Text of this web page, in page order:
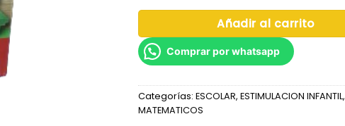
Añadir al carrito
Comprar por whatsapp
Categorías: ESCOLAR, ESTIMULACION INFANTIL,
MATEMATICOS